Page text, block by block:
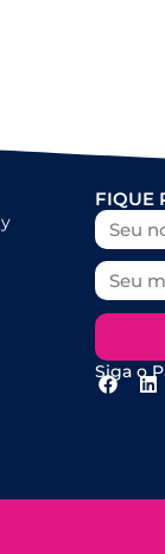
FIQUE
Siga o